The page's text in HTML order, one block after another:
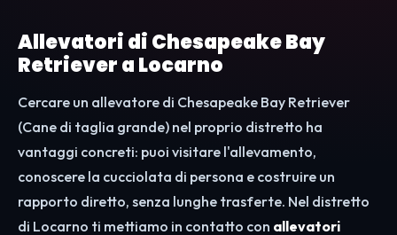
Allevatori di Chesapeake Bay
Retriever a Locarno
Cercare un allevatore di Chesapeake Bay Retriever
(Cane di taglia grande) nel proprio distretto ha
vantaggi concreti: puoi visitare l'allevamento,
conoscere la cucciolata di persona e costruire un
rapporto diretto, senza lunghe trasferte. Nel distretto
di Locarno ti mettiamo in contatto con allevatori